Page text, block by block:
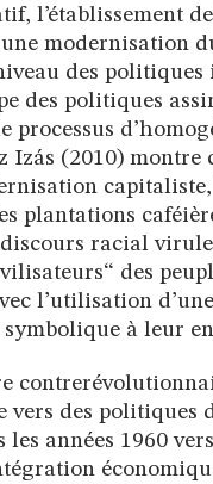
l’établissement
modernisation
des politiques
des politiques
processus
Izás (2010) montre
plantations
discours racial
des
l’utilisation
à leur
vers des politiques
les années 1960